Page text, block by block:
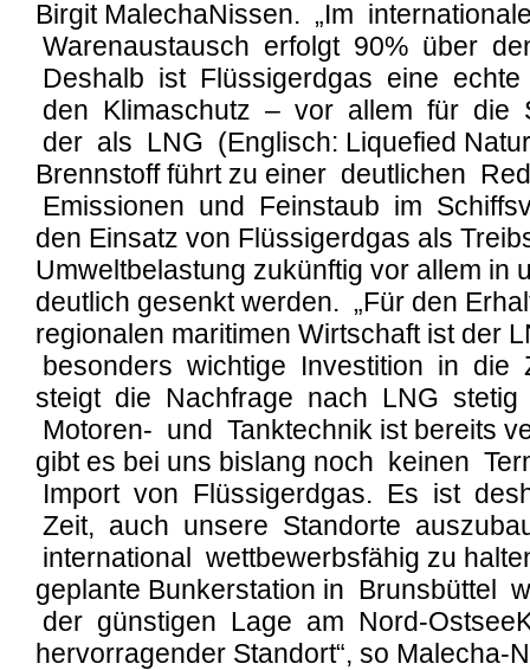
Birgit MalechaNissen. „Im
Warenaustausch erfolgt 90% über
Deshalb ist Flüssigerdgas eine
den Klimaschutz – vor allem für die
der als LNG (Englisch: Liquefied
Brennstoff führt zu einer deutlichen
Emissionen und Feinstaub im
den Einsatz von Flüssigerdgas als
Umweltbelastung zukünftig vor allem in
deutlich gesenkt werden. „Für den
regionalen maritimen Wirtschaft ist der
besonders wichtige Investition in die
steigt die Nachfrage nach LNG
Motoren- und Tanktechnik ist bereits
gibt es bei uns bislang noch keinen
Import von Flüssigerdgas. Es ist
Zeit, auch unsere Standorte
international wettbewerbsfähig zu
geplante Bunkerstation in Brunsbüttel
der günstigen Lage am Nord-
hervorragender Standort“, so Malecha-